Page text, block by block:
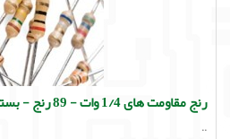
رنج مقاومت های 1/4 وات - 89 رنج - بسته 10 تایی
..